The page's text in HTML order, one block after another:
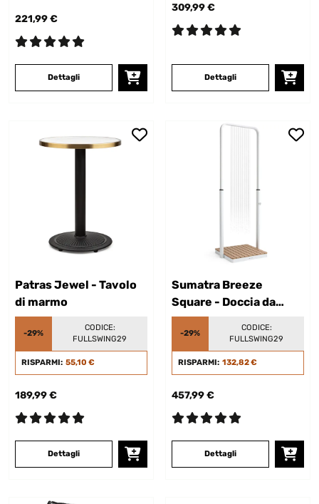
221,99 €
Dettagli
309,99 €
Dettagli
Patras Jewel - Tavolo
di marmo
-29%
CODICE:
FULLSWING29
RISPARMI: 55,10 €
189,99 €
Dettagli
Sumatra Breeze
Square - Doccia da
giardino
-29%
CODICE:
FULLSWING29
RISPARMI: 132,82 €
457,99 €
Dettagli